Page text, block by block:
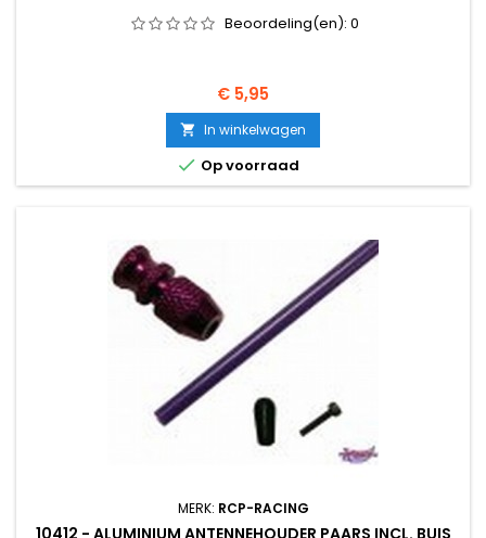
Beoordeling(en): 0
Prijs
€ 5,95
 In winkelwagen
 Op voorraad
MERK: RCP-RACING